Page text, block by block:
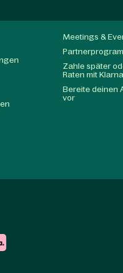
Meetings &
Zahle später
Raten mit Klarna
Bereite deinen
vor